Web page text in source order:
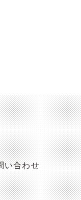
い合わせ